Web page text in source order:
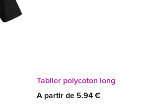
Tablier polycoton long
A partir de 5.94 €